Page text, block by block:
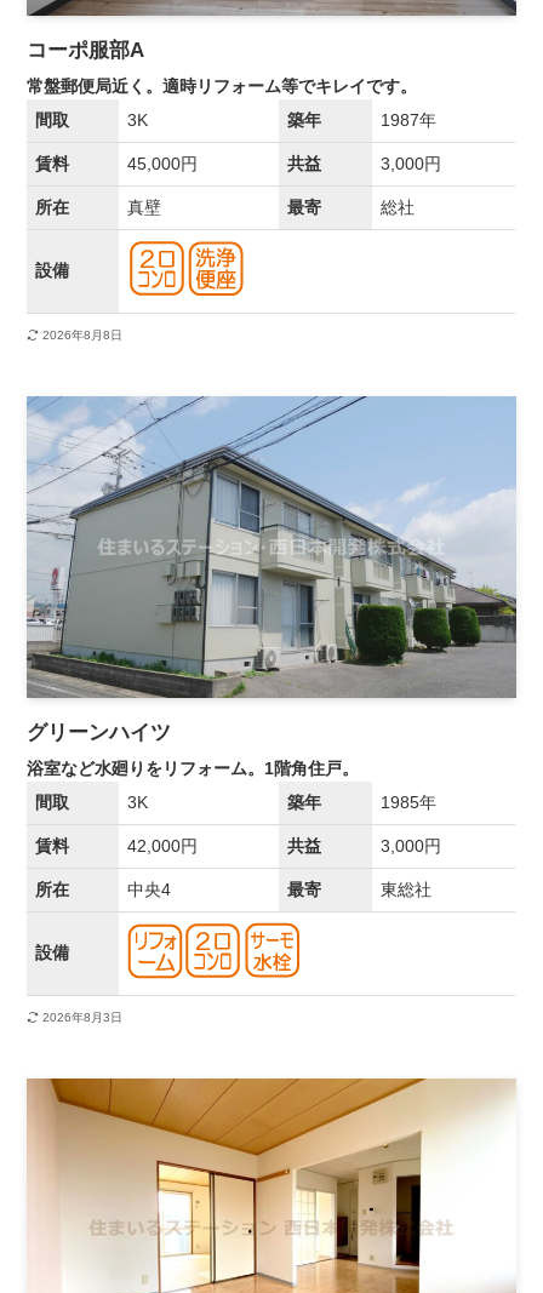
コーポ服部A
常盤郵便局近く。適時リフォーム等でキレイです。
間取
3K 築年 1987年
賃料 45,000円 共益 3,000円
所在 真壁 最寄 総社
設備
2026年8月8日
グリーンハイツ
浴室など水廻りをリフォーム。1階角住戸。
間取
3K 築年 1985年
賃料 42,000円 共益 3,000円
所在 中央4 最寄 東総社
設備
2026年8月3日